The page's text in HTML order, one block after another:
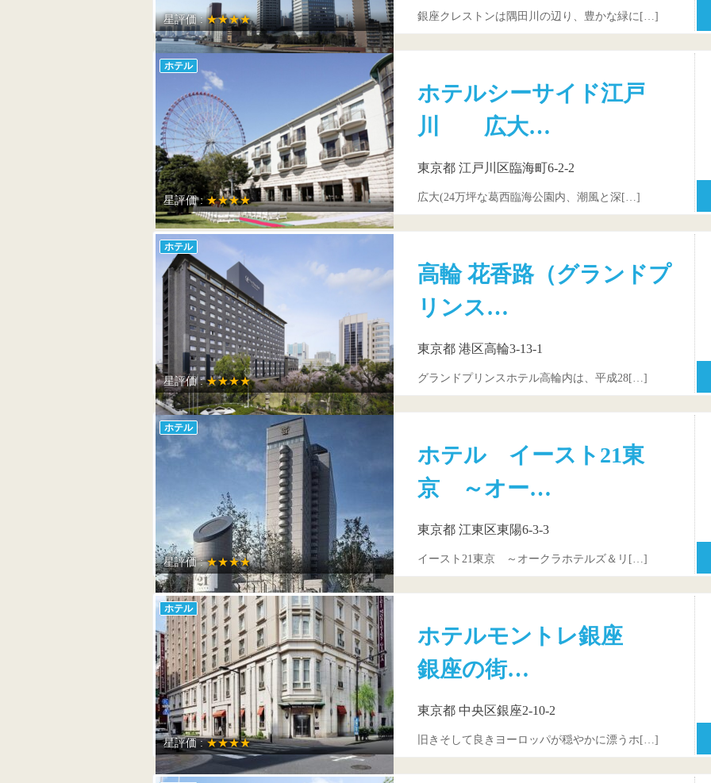
星評価 :★★★★ 銀座クレストンは隅田川の辺り、豊かな緑に[…]
ホテル
星評価 :★★★★
ホテルシーサイド江戸
川 広大…
東京都 江戸川区臨海町6-2-2
広大(24万坪な葛西臨海公園内、潮風と深[…]
ホテル
星評価 :★★★★
高輪 花香路（グランドプ
リンス…
東京都 港区高輪3-13-1
グランドプリンスホテル高輪内は、平成28[…]
ホテル
星評価 :★★★★
ホテル イースト21東
京 ～オー…
東京都 江東区東陽6-3-3
イースト21東京 ～オークラホテルズ＆リ[…]
ホテル
星評価 :★★★★
ホテルモントレ銀座
銀座の街…
東京都 中央区銀座2-10-2
旧きそして良きヨーロッパが穏やかに漂うホ[…]